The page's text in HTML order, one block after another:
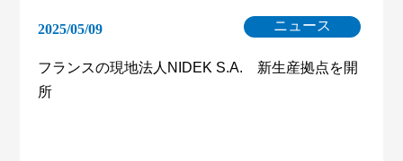
2025/05/09 ニュース
フランスの現地法人NIDEK S.A. 新生産拠点を開
所